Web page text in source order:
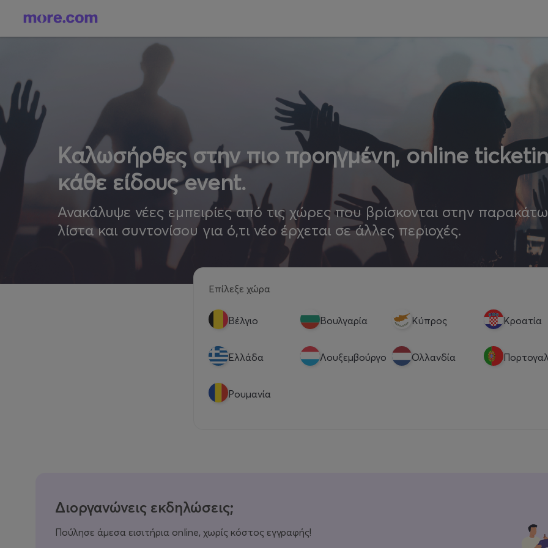
Καλωσήρθες στην πιο προηγμένη, online
κάθε είδους event.
Ανακάλυψε νέες εμπειρίες από τις χώρες που βρίσκονται στην παρακάτω
λίστα και συντονίσου για ό,τι νέο έρχεται σε άλλες περιοχές.
Επίλεξε χώρα
Βέλγιο Βουλγαρία Κύπρος Κροατία
Eλλάδα Λουξεμβούργο Ολλανδία
Ρουμανία
Διοργανώνεις εκδηλώσεις;
Πούλησε άμεσα εισιτήρια online, χωρίς κόστος εγγραφής!